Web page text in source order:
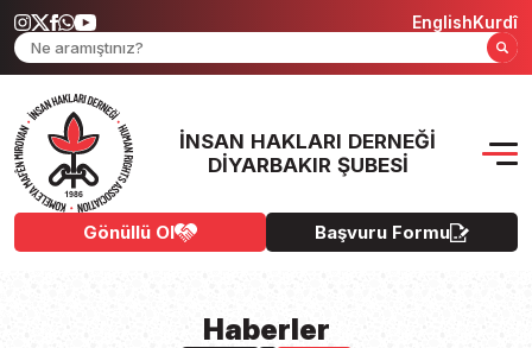
EnglishKurdî
İNSAN HAKLARI DERNEĞI
DIYARBAKIR ŞUBESI
Gönüllü Ol Başvuru Formu
Haberler